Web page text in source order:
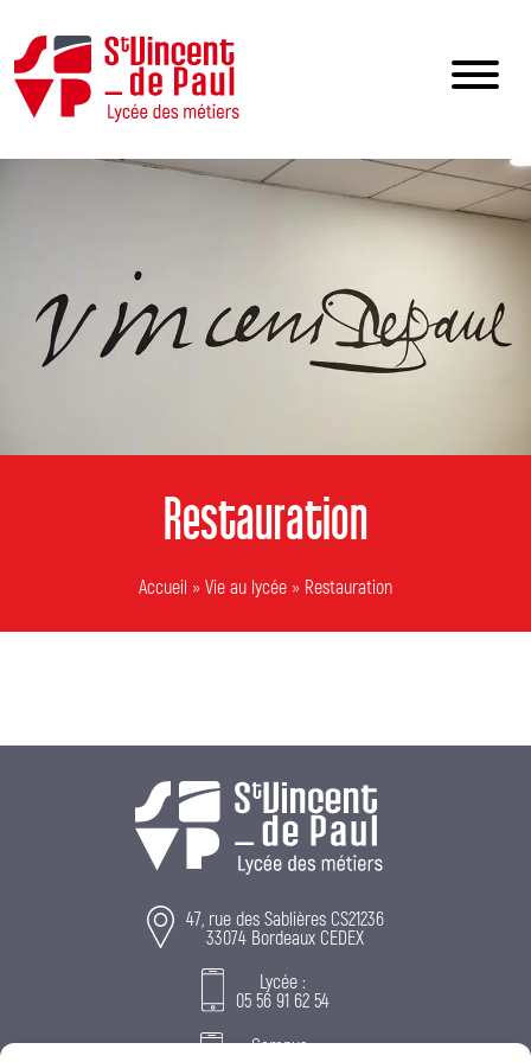
Restauration
Accueil » Vie au lycée » Restauration
47, rue des Sablières CS21236
33074 Bordeaux CEDEX
Lycée :
05 56 91 62 54
Campus :